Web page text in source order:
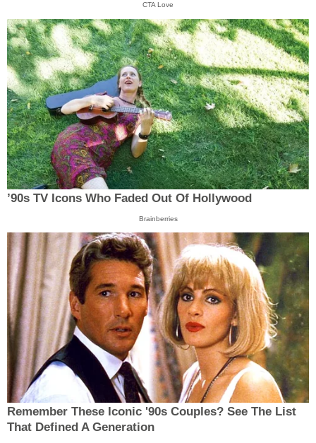
CTA Love
’90s TV Icons Who Faded Out Of Hollywood
Brainberries
Remember These Iconic '90s Couples? See The List
That Defined A Generation